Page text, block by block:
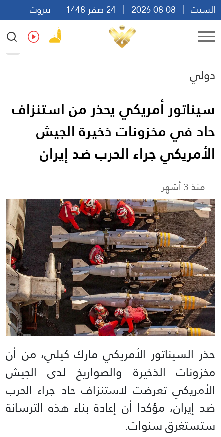
السبت
بيروت
00:37
Ar
دولي
سيناتور أمريكي يحذر من استنزاف
حاد في مخزونات ذخيرة الجيش
الأمريكي جراء الحرب ضد إيران
منذ 3 أشهر
حذر السيناتور الأمريكي مارك كيلي، من أن
مخزونات الذخيرة والصواريخ لدى الجيش
الأمريكي تعرضت لاستنزاف حاد جراء الحرب
ضد إيران، مؤكدا أن إعادة بناء هذه الترسانة
ستستغرق سنوات.